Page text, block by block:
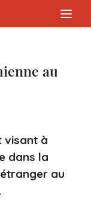
au
visant à
dans la
au